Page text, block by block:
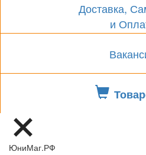
Доставка,
и
ЮниМаг.РФ